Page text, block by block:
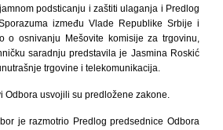
podsticanju i zaštiti ulaganja i Predlog
između Vlade Republike Srbije i
o osnivanju Mešovite komisije za trgovinu,
saradnju predstavila je Jasmina Roskić
trgovine i telekomunikacija.
Odbora usvojili su predložene zakone.
je razmotrio Predlog predsednice Odbora